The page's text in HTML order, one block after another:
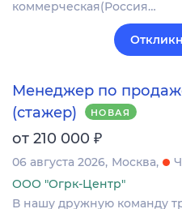
коммерческая(Россия…
Менеджер по
(стажер)
НОВАЯ
от 210 000 ₽
06 августа 2026 Москва
ООО "Огрк-Центр"
В нашу дружную команду